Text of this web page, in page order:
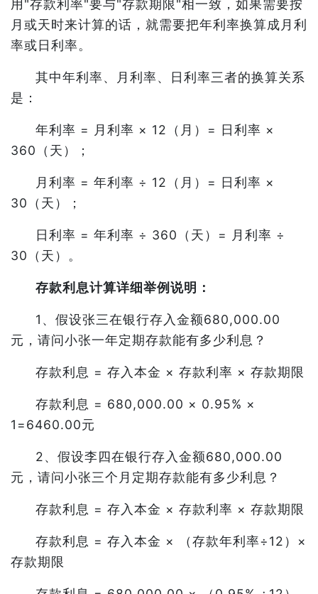
用"存款利率"要与"存款期限"相一致，如果需要按
月或天时来计算的话，就需要把年利率换算成月利
率或日利率。
其中年利率、月利率、日利率三者的换算关系
是：
年利率 = 月利率 × 12（月）= 日利率 ×
360（天）；
月利率 = 年利率 ÷ 12（月）= 日利率 ×
30（天）；
日利率 = 年利率 ÷ 360（天）= 月利率 ÷
30（天）。
存款利息计算详细举例说明：
1、假设张三在银行存入金额680,000.00
元，请问小张一年定期存款能有多少利息？
存款利息 = 存入本金 × 存款利率 × 存款期限
存款利息 = 680,000.00 × 0.95% ×
1=6460.00元
2、假设李四在银行存入金额680,000.00
元，请问小张三个月定期存款能有多少利息？
存款利息 = 存入本金 × 存款利率 × 存款期限
存款利息 = 存入本金 × （存款年利率÷12）×
存款期限